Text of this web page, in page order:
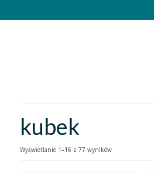
kubek
Wyświetlanie 1–16 z 77 wyników